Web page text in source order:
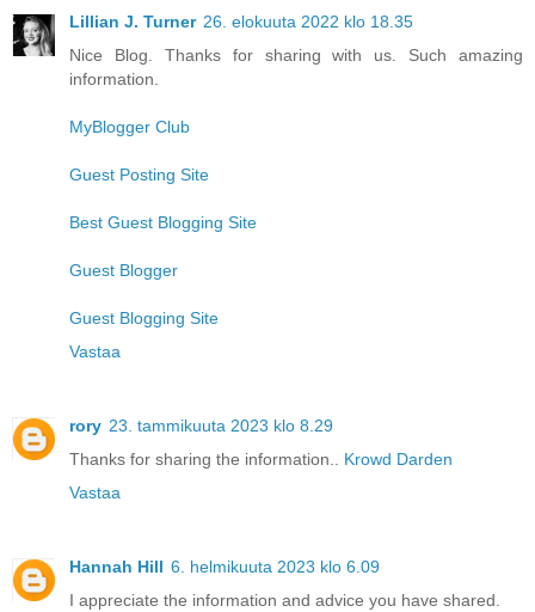
Lillian J. Turner 26. elokuuta 2022 klo 18.35
Nice Blog. Thanks for sharing with us. Such amazing
information.
MyBlogger Club
Guest Posting Site
Best Guest Blogging Site
Guest Blogger
Guest Blogging Site
Vastaa
rory 23. tammikuuta 2023 klo 8.29
Thanks for sharing the information.. Krowd Darden
Vastaa
Hannah Hill 6. helmikuuta 2023 klo 6.09
I appreciate the information and advice you have shared.